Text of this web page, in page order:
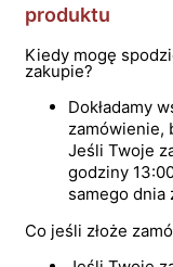
produktu
Kiedy mogę
zakupie?
Dokładamy
zamówienie,
Jeśli Twoje
godziny
samego dnia
Co jeśli złoże